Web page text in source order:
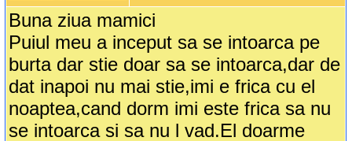
Buna ziua mamici
Puiul meu a inceput sa se intoarca pe
burta dar stie doar sa se intoarca,dar de
dat inapoi nu mai stie,imi e frica cu el
noaptea,cand dorm imi este frica sa nu
se intoarca si sa nu l vad.El doarme